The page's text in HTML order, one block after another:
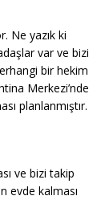
Ne yazık ki
var ve bizi
bir hekim
Merkezi’nde
planlanmıştır.
ve bizi takip
evde kalması